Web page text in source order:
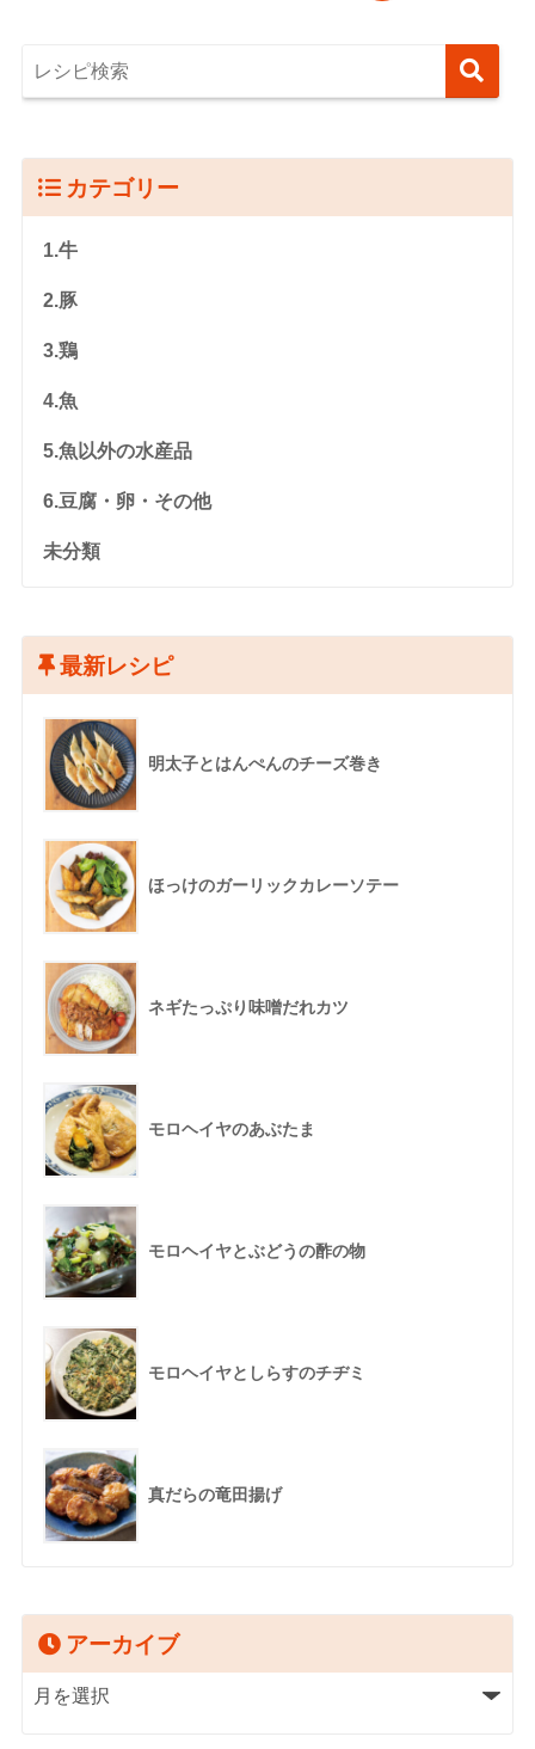
カテゴリー
1.牛
2.豚
3.鶏
4.魚
5.魚以外の水産品
6.豆腐・卵・その他
未分類
最新レシピ
明太子とはんぺんのチーズ巻き
ほっけのガーリックカレーソテー
ネギたっぷり味噌だれカツ
モロヘイヤのあぶたま
モロヘイヤとぶどうの酢の物
モロヘイヤとしらすのチヂミ
真だらの竜田揚げ
アーカイブ